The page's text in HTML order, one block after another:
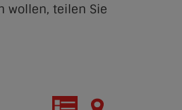
wollen, teilen Sie